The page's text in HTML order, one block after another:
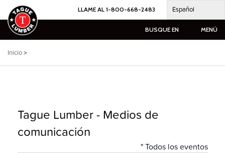
al
contenido
LLAME AL 1-800-668-2483 Español
BUSQUE EN MENÚ
Inicio>
Tague Lumber - Medios de
comunicación
" Todos los eventos